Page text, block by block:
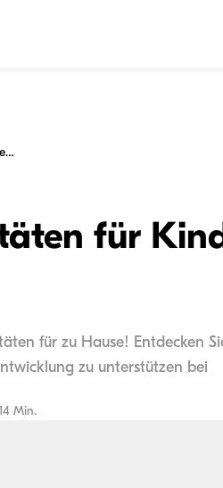
Lustige Sprachtherapie-Aktivitäten für Kinder zu Hause
für
für zu Hause! Entdecken
zu unterstützen bei
14 Min.